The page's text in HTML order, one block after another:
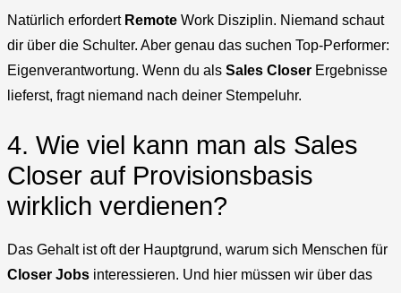
Natürlich erfordert Remote Work Disziplin. Niemand schaut
dir über die Schulter. Aber genau das suchen Top-Performer:
Eigenverantwortung. Wenn du als Sales Closer Ergebnisse
lieferst, fragt niemand nach deiner Stempeluhr.
4. Wie viel kann man als Sales
Closer auf Provisionsbasis
wirklich verdienen?
Das Gehalt ist oft der Hauptgrund, warum sich Menschen für
Closer Jobs interessieren. Und hier müssen wir über das